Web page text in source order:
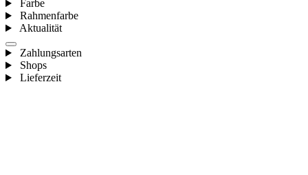
Farbe
Rahmenfarbe
Aktualität
Zahlungsarten
Shops
Lieferzeit